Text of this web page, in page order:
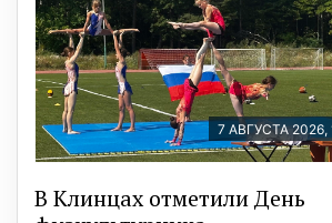
7 АВГУСТА 2026,
В Клинцах отметили День